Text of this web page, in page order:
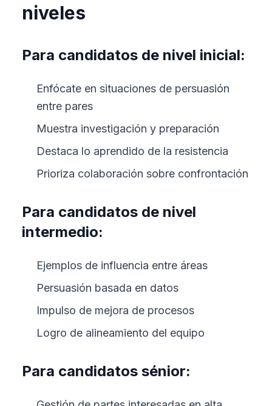
niveles
Para candidatos de nivel inicial:
Enfócate en situaciones de persuasión
entre pares
Muestra investigación y preparación
Destaca lo aprendido de la resistencia
Prioriza colaboración sobre confrontación
Para candidatos de nivel
intermedio:
Ejemplos de influencia entre áreas
Persuasión basada en datos
Impulso de mejora de procesos
Logro de alineamiento del equipo
Para candidatos sénior: